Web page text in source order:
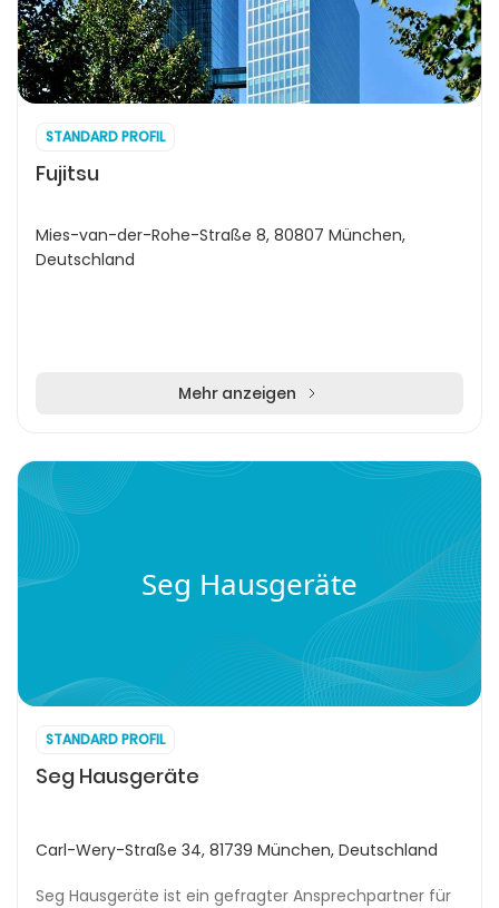
STANDARD PROFIL
Fujitsu
Mies-van-der-Rohe-Straße 8, 80807 München,
Deutschland
Mehr anzeigen
Seg Hausgeräte
STANDARD PROFIL
Seg Hausgeräte
Carl-Wery-Straße 34, 81739 München, Deutschland
Seg Hausgeräte ist ein gefragter Ansprechpartner für